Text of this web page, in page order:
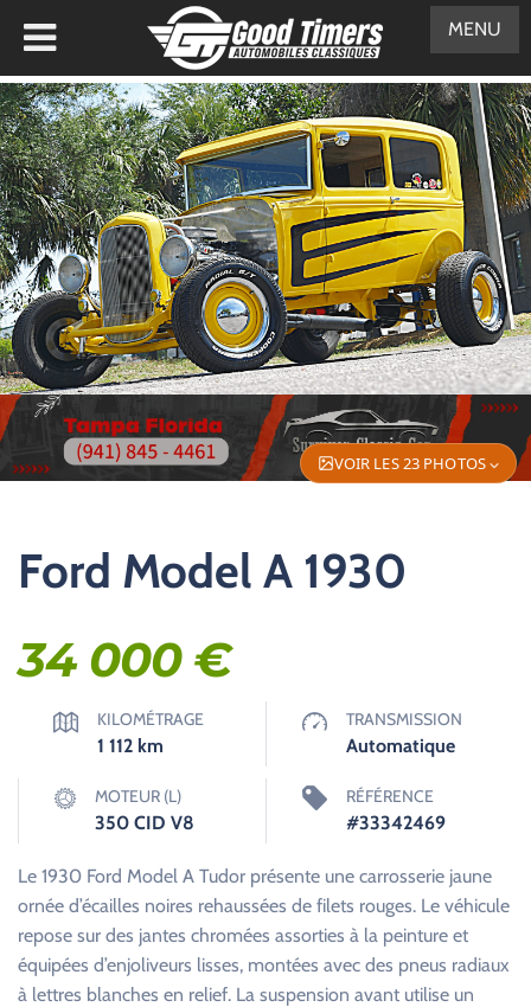
VOIR LES 23 PHOTOS
Ford Model A 1930
34 000€
KILOMÉTRAGE
1 112 km
TRANSMISSION
Automatique
MOTEUR (L)
350 CID V8
RÉFÉRENCE
#33342469
Le 1930 Ford Model A Tudor présente une carrosserie jaune
ornée d’écailles noires rehaussées de filets rouges. Le véhicule
repose sur des jantes chromées assorties à la peinture et
équipées d’enjoliveurs lisses, montées avec des pneus radiaux
à lettres blanches en relief. La suspension avant utilise un
MENU